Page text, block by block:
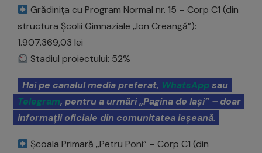
Grădinița cu Program Normal nr. 15 – Corp C1 (din
structura Școlii Gimnaziale „Ion Creangă”):
1.907.369,03 lei
Stadiul proiectului: 52%
Hai pe canalul media preferat, WhatsAppsau
Telegram, pentru a urmări „Pagina de Iași” – doar
informații oficiale din comunitatea ieșeană.
Școala Primară „Petru Poni” – Corp C1 (din